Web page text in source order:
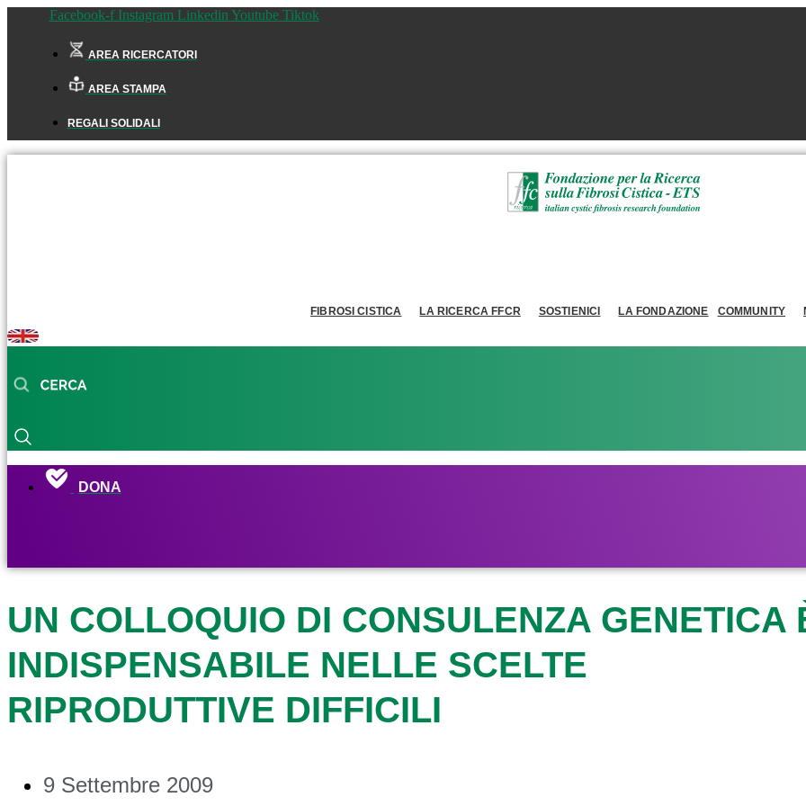
Facebook-f Instagram Linkedin Youtube Tiktok
AREA RICERCATORI
AREA STAMPA
REGALI SOLIDALI
FIBROSI CISTICA LA RICERCA FFCR SOSTIENICI LA FONDAZIONE COMMUNITY
DONA
UN COLLOQUIO DI CONSULENZA GENETICA
INDISPENSABILE NELLE SCELTE
RIPRODUTTIVE DIFFICILI
9 Settembre 2009